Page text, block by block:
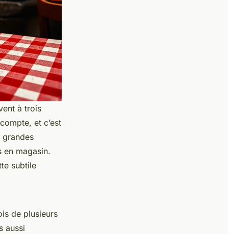
à trois
et c’est
grandes
en magasin.
subtile
de plusieurs
aussi